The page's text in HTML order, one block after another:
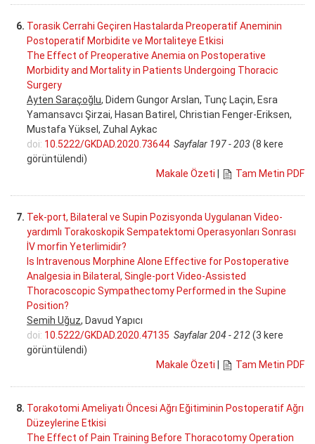
6. Torasik Cerrahi Geçiren Hastalarda Preoperatif Aneminin
Postoperatif Morbidite ve Mortaliteye Etkisi
The Effect of Preoperative Anemia on Postoperative
Morbidity and Mortality in Patients Undergoing Thoracic
Surgery
Ayten Saraçoğlu, Didem Gungor Arslan, Tunç Laçin, Esra
Yamansavcı Şirzai, Hasan Batirel, Christian Fenger-Eriksen,
Mustafa Yüksel, Zuhal Aykac
doi: 10.5222/GKDAD.2020.73644 Sayfalar 197 - 203 (8 kere
görüntülendi)
Makale Özeti | Tam Metin PDF
7. Tek-port, Bilateral ve Supin Pozisyonda Uygulanan Video-
yardımlı Torakoskopik Sempatektomi Operasyonları Sonrası
İV morfin Yeterlimidir?
Is Intravenous Morphine Alone Effective for Postoperative
Analgesia in Bilateral, Single-port Video-Assisted
Thoracoscopic Sympathectomy Performed in the Supine
Position?
Semih Uğuz, Davud Yapıcı
doi: 10.5222/GKDAD.2020.47135 Sayfalar 204 - 212(3 kere
görüntülendi)
Makale Özeti | Tam Metin PDF
8. Torakotomi Ameliyatı Öncesi Ağrı Eğitiminin Postoperatif Ağrı
Düzeylerine Etkisi
The Effect of Pain Training Before Thoracotomy Operation